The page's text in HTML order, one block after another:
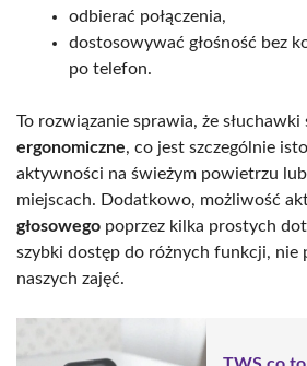
odbierać połączenia,
dostosowywać głośność bez
po telefon.
To rozwiązanie sprawia, że słuchawki
ergonomiczne, co jest szczególnie
aktywności na świeżym powietrzu
miejscach. Dodatkowo, możliwość
głosowego poprzez kilka prostych
szybki dostęp do różnych funkcji, nie
naszych zajęć.